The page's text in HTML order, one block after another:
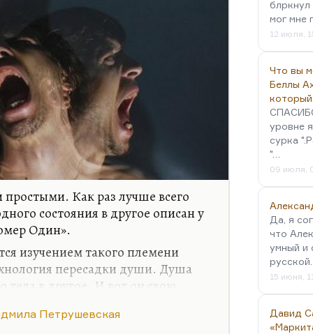
этом считаю, что…
Как раз лучше всего
состояния в другое описан у
Один».
изучением такого племени
пересадки души. Душа
в другое. И вот он свою
к такому человеку —
авторитету, преступнику.
Петрушевская
блркнул
мог мне
12 июля,
Что вы
Беллы
уровне
сурка
"…
09 июля,
Да, я
что
умный и
русской…
15 июня,
Давид